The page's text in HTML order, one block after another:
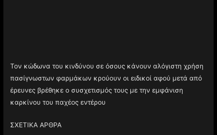
Τον κώδωνα του κινδύνου σε όσους κάνουν αλόγιστη χρήση
πασίγνωστων φαρμάκων κρούουν οι ειδικοί αφού μετά από
έρευνες βρέθηκε ο συσχετισμός τους με την εμφάνιση
καρκίνου του παχέος εντέρου
ΣΧΕΤΙΚΑ ΑΡΘΡΑ